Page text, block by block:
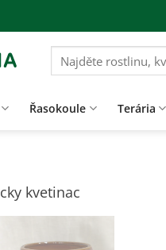
Hledat:
Řasokoule Terária